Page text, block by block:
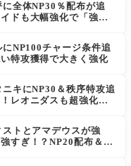
に全体NP30％配布が追
ドも大幅強化で「強す
にNP100チャージ条件追
特攻獲得で大きく強化
ニキにNP30＆秩序特攻追
レオニダスも超強化で
ストとアマデウスが強
すぎ！？NP20配布＆Ar